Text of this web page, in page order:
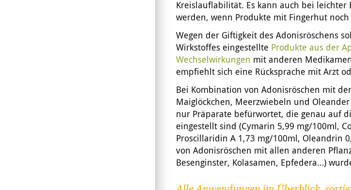
Kreislauflabilität. Es kann auch bei leichter
werden, wenn Produkte mit Fingerhut
Wegen der Giftigkeit des Adonisröschens
Wirkstoffes eingestellte Produkte aus der
Wechselwirkungen mit anderen
empfiehlt sich eine Rücksprache mit Arzt
Bei Kombination von Adonisröschen mit
Maiglöckchen, Meerzwiebeln und
nur Präparate befürwortet, die genau auf
eingestellt sind (Cymarin 5,99 mg/100ml,
Proscillaridin A 1,73 mg/100ml, Oleandrin
von Adonisröschen mit allen anderen
Besenginster, Kolasamen, Epfedera…)